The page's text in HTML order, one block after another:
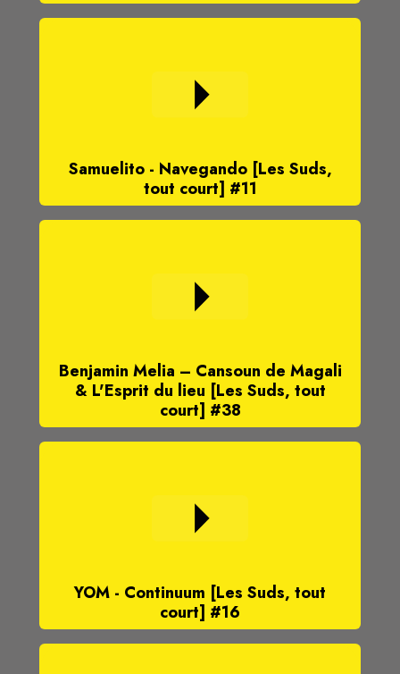
Samuelito - Navegando [Les Suds,
tout court] #11
Benjamin Melia – Cansoun de Magali
& L'Esprit du lieu [Les Suds, tout
court] #38
YOM - Continuum [Les Suds, tout
court] #16